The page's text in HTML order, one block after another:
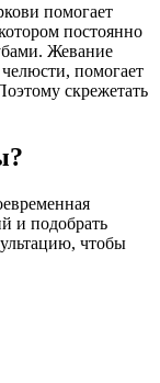
помогает
постоянно
Жевание
помогает
скрежетать
и подобрать
чтобы